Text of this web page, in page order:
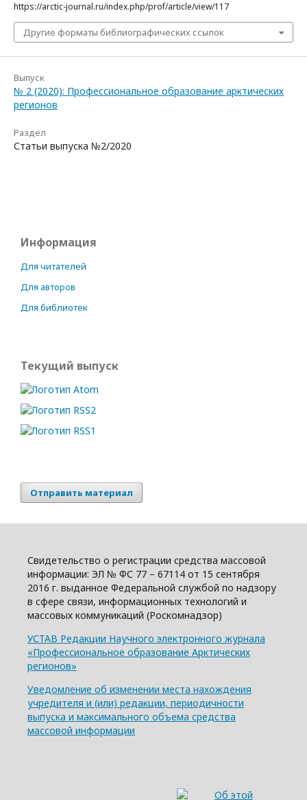
https://arctic-journal.ru/index.php/prof/article/view/117
Другие форматы библиографических ссылок
Выпуск
№ 2 (2020): Профессиональное образование арктических
регионов
Раздел
Статьи выпуска №2/2020
Информация
Для читателей
Для авторов
Для библиотек
Текущий выпуск
Отправить материал
Свидетельство о регистрации средства массовой
информации: ЭЛ № ФС 77 – 67114 от 15 сентября
2016 г. выданное Федеральной службой по надзору
в сфере связи, информационных технологий и
массовых коммуникаций (Роскомнадзор)
УСТАВ Редакции Научного электронного журнала
«Профессиональное образование Арктических
регионов»
Уведомление об изменении места нахождения
учредителя и (или) редакции, периодичности
выпуска и максимального объема средства
массовой информации